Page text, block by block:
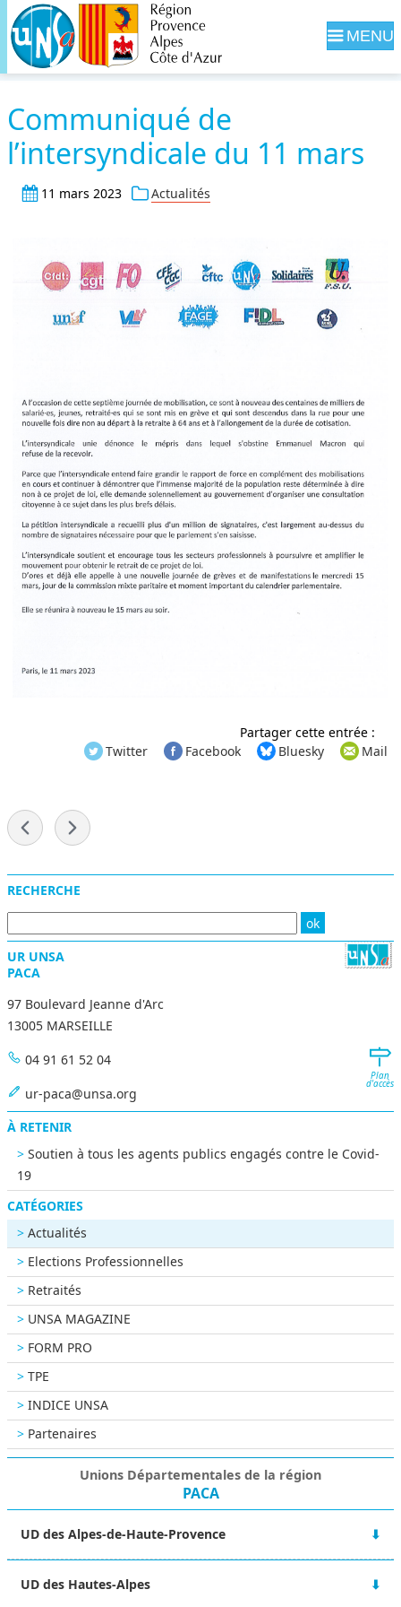
Communiqué de
l’intersyndicale du 11 mars
11 mars 2023 Actualités
Partager cette entrée :
Twitter
Facebook Bluesky Mail
Menu
RECHERCHE
UR UNSA
PACA
97 Boulevard Jeanne d'Arc
13005 MARSEILLE
Plan
d'accès
04 91 61 52 04
ur-paca@unsa.org
À RETENIR
Soutien à tous les agents publics engagés contre le Covid-
19
CATÉGORIES
Actualités
Elections Professionnelles
Retraités
UNSA MAGAZINE
FORM PRO
TPE
INDICE UNSA
Partenaires
Unions Départementales de la région
PACA
UD des Alpes-de-Haute-Provence
42 Boulevard Victor Hugo
UD des Hautes-Alpes